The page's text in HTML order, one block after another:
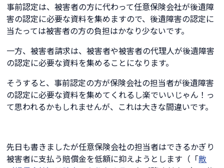
事前認定は、被害者の方に代わって任意保険会社が後遺障
害の認定に必要な資料を集めますので、後遺障害の認定に
当たっては被害者の方の負担はかなり少ないです。
一方、被害者請求は、被害者や被害者の代理人が後遺障害
の認定に必要な資料を集めることになります。
そうすると、事前認定の方が保険会社の担当者が後遺障害
の認定に必要な資料を集めてくれるし楽でいいじゃん！っ
て思われるかもしれませんが、これは大きな間違いです。
先日も書きましたが任意保険会社の担当者はできるかぎり
被害者に支払う賠償金を低額に抑えようとします（「敵